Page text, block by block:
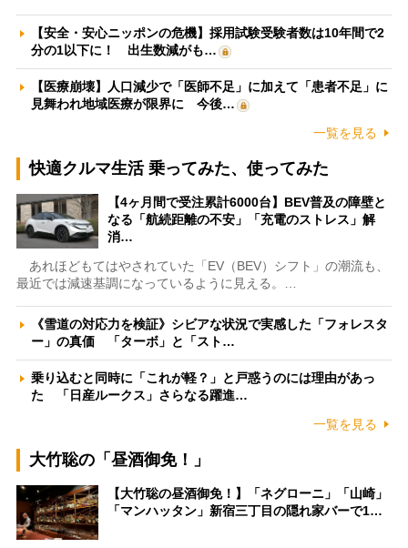
【安全・安心ニッポンの危機】採用試験受験者数は10年間で2
分の1以下に！ 出生数減がも…
【医療崩壊】人口減少で「医師不足」に加えて「患者不足」に
見舞われ地域医療が限界に 今後…
一覧を見る
快適クルマ生活 乗ってみた、使ってみた
【4ヶ月間で受注累計6000台】BEV普及の障壁と
なる「航続距離の不安」「充電のストレス」解
消…
あれほどもてはやされていた「EV（BEV）シフト」の潮流も、
最近では減速基調になっているように見える。…
《雪道の対応力を検証》シビアな状況で実感した「フォレスタ
ー」の真価 「ターボ」と「スト…
乗り込むと同時に「これが軽？」と戸惑うのには理由があっ
た 「日産ルークス」さらなる躍進…
一覧を見る
大竹聡の「昼酒御免！」
【大竹聡の昼酒御免！】「ネグローニ」「山崎」
「マンハッタン」新宿三丁目の隠れ家バーで1…